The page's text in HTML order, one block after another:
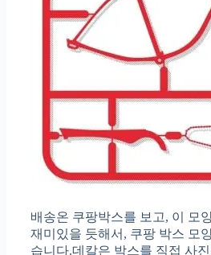
배송온 쿠팡박스를 보고, 이 모
재미있을 듯해서, 쿠팡 박스 모
습니다.데칼은 박스를 직접 사